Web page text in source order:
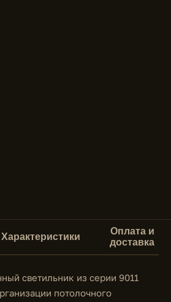
Характеристики
Оплата и
доставка
светильник из серии 9011
потолочного